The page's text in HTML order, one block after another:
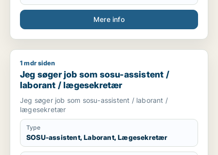
Mere info
Jeg søger job som sosu-assistent / laborant / lægesekretær
1 mdr siden
Jeg søger job som sosu-assistent /
laborant / lægesekretær
Jeg søger job som sosu-assistent / laborant /
lægesekretær
Type
SOSU-assistent, Laborant, Lægesekretær